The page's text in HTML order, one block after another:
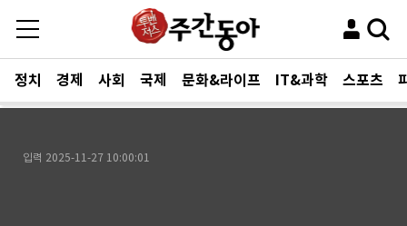
정치 경제 사회 국제 문화&라이프 IT&과학 스포츠
입력 2025-11-27 10:00:01